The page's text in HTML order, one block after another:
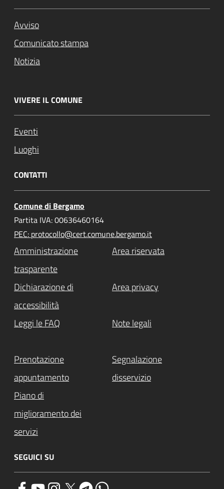
Avviso
Comunicato stampa
Notizia
VIVERE IL COMUNE
Eventi
Luoghi
CONTATTI
Comune di Bergamo
Partita IVA: 00636460164
PEC: protocollo@cert.comune.bergamo.it
Amministrazione
trasparente
Area riservata
Dichiarazione di
accessibilità
Area privacy
Leggi le FAQ Note legali
Prenotazione
appuntamento
Segnalazione
disservizio
Piano di
miglioramento dei
servizi
SEGUICI SU